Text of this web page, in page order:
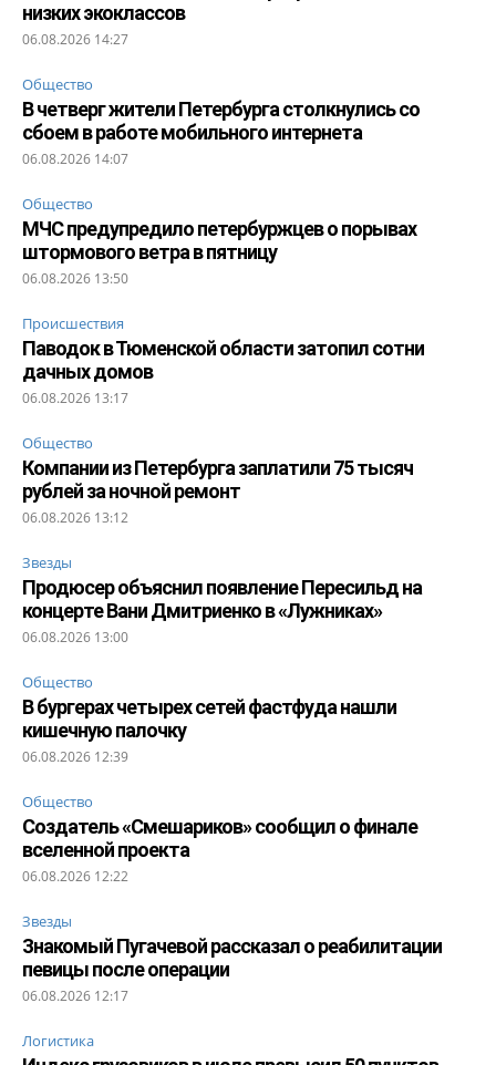
низких экоклассов
06.08.2026 14:27
Общество
В четверг жители Петербурга столкнулись со
сбоем в работе мобильного интернета
06.08.2026 14:07
Общество
МЧС предупредило петербуржцев о порывах
штормового ветра в пятницу
06.08.2026 13:50
Происшествия
Паводок в Тюменской области затопил сотни
дачных домов
06.08.2026 13:17
Общество
Компании из Петербурга заплатили 75 тысяч
рублей за ночной ремонт
06.08.2026 13:12
Звезды
Продюсер объяснил появление Пересильд на
концерте Вани Дмитриенко в «Лужниках»
06.08.2026 13:00
Общество
В бургерах четырех сетей фастфуда нашли
кишечную палочку
06.08.2026 12:39
Общество
Создатель «Смешариков» сообщил о финале
вселенной проекта
06.08.2026 12:22
Звезды
Знакомый Пугачевой рассказал о реабилитации
певицы после операции
06.08.2026 12:17
Логистика